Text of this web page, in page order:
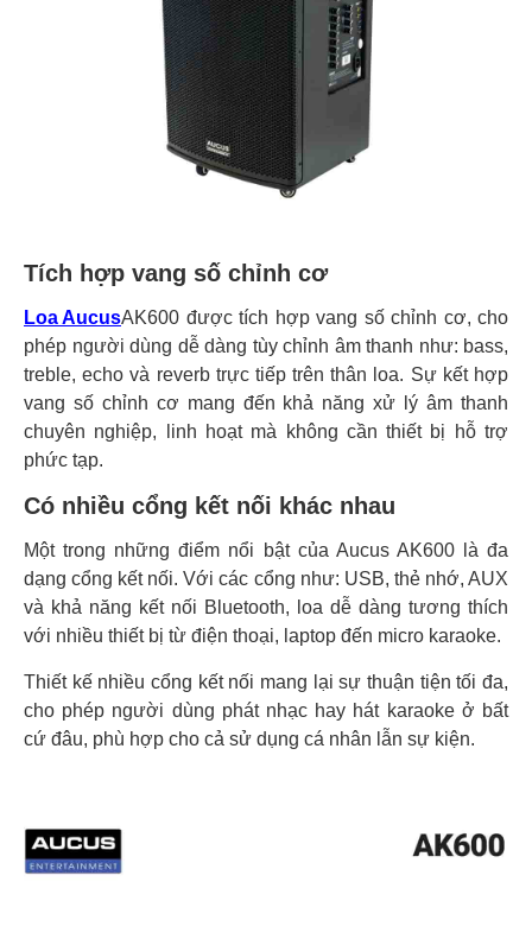
Tích hợp vang số chỉnh cơ
Loa AucusAK600 được tích hợp vang số chỉnh cơ, cho
phép người dùng dễ dàng tùy chỉnh âm thanh như: bass,
treble, echo và reverb trực tiếp trên thân loa. Sự kết hợp
vang số chỉnh cơ mang đến khả năng xử lý âm thanh
chuyên nghiệp, linh hoạt mà không cần thiết bị hỗ trợ
phức tạp.
Có nhiều cổng kết nối khác nhau
Một trong những điểm nổi bật của Aucus AK600 là đa
dạng cổng kết nối. Với các cổng như: USB, thẻ nhớ, AUX
và khả năng kết nối Bluetooth, loa dễ dàng tương thích
với nhiều thiết bị từ điện thoại, laptop đến micro karaoke.
Thiết kế nhiều cổng kết nối mang lại sự thuận tiện tối đa,
cho phép người dùng phát nhạc hay hát karaoke ở bất
cứ đâu, phù hợp cho cả sử dụng cá nhân lẫn sự kiện.